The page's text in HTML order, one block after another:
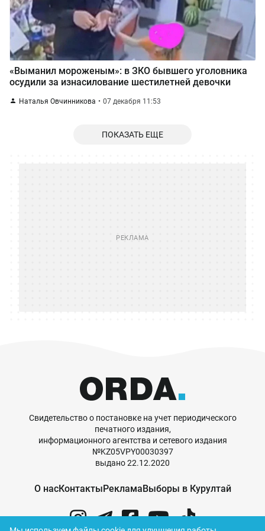
«Выманил мороженым»: в ЗКО бывшего уголовника
осудили за изнасилование шестилетней девочки
Наталья Овчинникова 07 декабря 11:53
ПОКАЗАТЬ ЕЩЕ
Свидетельство о постановке на учет периодического
печатного издания,
информационного агентства и сетевого издания
№KZ05VPY00030397
выдано 22.12.2020
О насКонтактыРекламаВыборы в Курултай